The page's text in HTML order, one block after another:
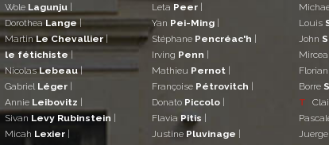
Wole Lagunju |
DorotheaLange|
MartinLe Chevallier|
le fétichiste |
NicolasLebeau|
Gabriel Léger |
Annie Leibovitz |
Sivan Levy Rubinstein |
Micah Lexier |
Leta Peer |
Yan Pei-Ming |
Stéphane Pencréac'h |
Irving Penn |
Mathieu Pernot |
Françoise Pétrovitch |
Donato Piccolo |
Flavia Pitis |
Justine Pluvinage |
Louis
John
Mircea
Florian
Borre
T